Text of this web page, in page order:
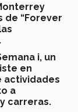
de “Forever
i, un
en
actividades
a
carreras.